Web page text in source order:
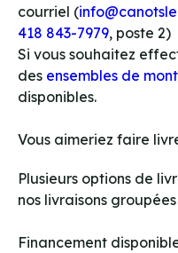
courriel (
418 843-7979, poste 2)
Si vous souhaitez
des ensembles de
disponibles.
Vous aimeriez faire
Plusieurs options de
nos livraisons
Financement